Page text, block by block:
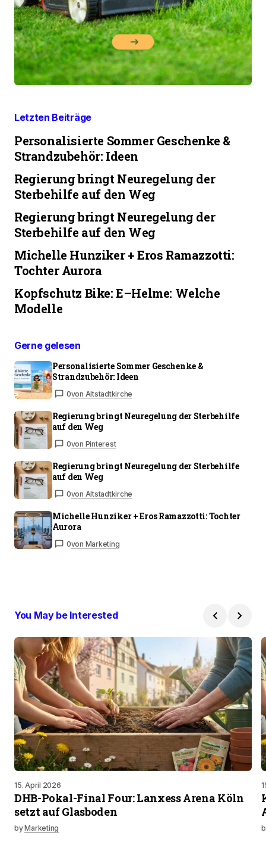
Letzten Beiträge
Personalisierte Sommer Geschenke &
Strandzubehör: Ideen
Regierung bringt Neuregelung der
Sterbehilfe auf den Weg
Regierung bringt Neuregelung der
Sterbehilfe auf den Weg
Michelle Hunziker + Eros Ramazzotti:
Tochter Aurora
Kopfschutz Bike: E–Helme: Welche
Modelle
Gerne gelesen
Personalisierte Sommer Geschenke &
Strandzubehör: Ideen
0von Altstadtkirche
Regierung bringt Neuregelung der Sterbehilfe
auf den Weg
0von Pinterest
Regierung bringt Neuregelung der Sterbehilfe
auf den Weg
0von Altstadtkirche
Michelle Hunziker + Eros Ramazzotti: Tochter
Aurora
0von Marketing
You May be Interested
15. April 2026
DHB-Pokal-Final Four: Lanxess Arena Köln
setzt auf Glasboden
byMarketing